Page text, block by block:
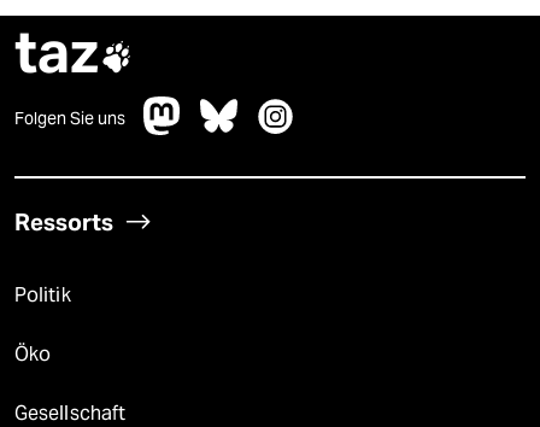
taz
Folgen Sie uns
Ressorts
Politik
Öko
Gesellschaft